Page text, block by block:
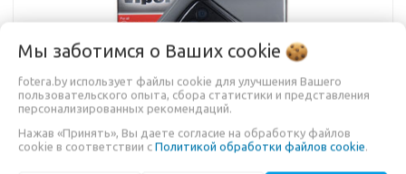
Мы заботимся о Ваших cookie
fotera.by использует файлы cookie для улучшения Вашего
пользовательского опыта, сбора статистики и представления
персонализированных рекомендаций.
Нажав «Принять», Вы даете согласие на обработку файлов
cookie в соответствии с Политикой обработки файлов cookie.